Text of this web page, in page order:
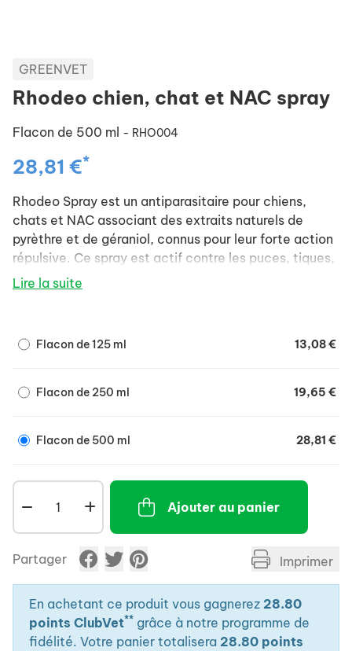
GREENVET
Rhodeo chien, chat et NAC spray
Flacon de 500 ml - RHO004
28,81 €*
Rhodeo Spray est un antiparasitaire pour chiens,
chats et NAC associant des extraits naturels de
pyrèthre et de géraniol, connus pour leur forte action
répulsive. Ce spray est actif contre les puces, tiques,
poux et phlébotomes.
Lire la suite
Flacon de 125 ml 13,08 €
Flacon de 250 ml 19,65 €
Flacon de 500 ml 28,81 €
Ajouter au panier
Partager Imprimer
En achetant ce produit vous gagnerez 28.80
points ClubVet** grâce à notre programme de
fidélité. Votre panier totalisera 28.80 points